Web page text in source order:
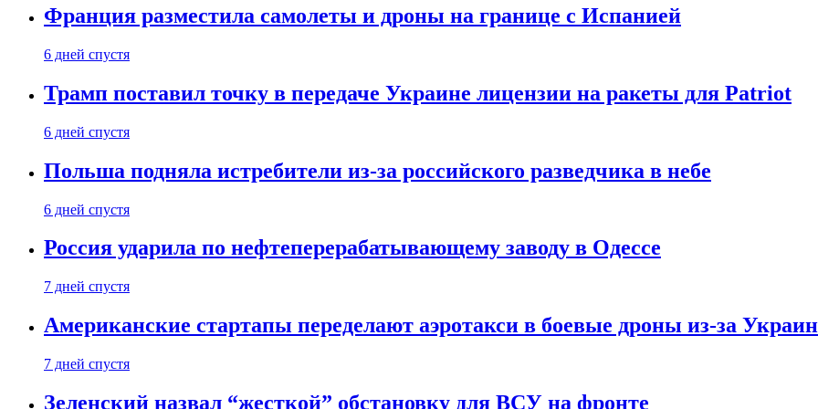
Франция разместила самолеты и дроны на границе с Испанией
6 дней спустя
Трамп поставил точку в передаче Украине лицензии на ракеты для Patriot
6 дней спустя
Польша подняла истребители из-за российского разведчика в небе
6 дней спустя
Россия ударила по нефтеперерабатывающему заводу в Одессе
7 дней спустя
Американские стартапы переделают аэротакси в боевые дроны из-за
7 дней спустя
Зеленский назвал “жесткой” обстановку для ВСУ на фронте